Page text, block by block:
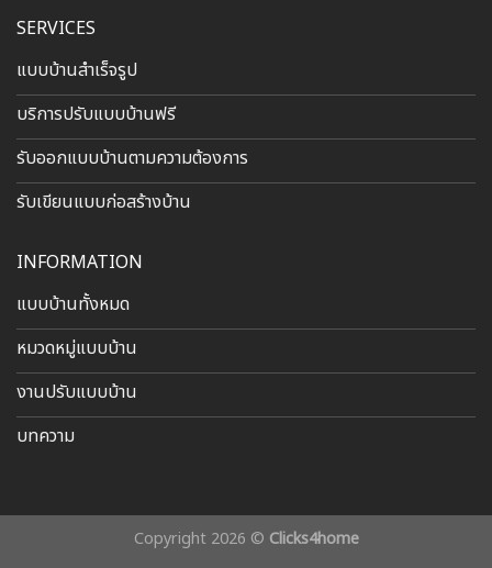
SERVICES
แบบบ้านสำเร็จรูป
บริการปรับแบบบ้านฟรี
รับออกแบบบ้านตามความต้องการ
รับเขียนแบบก่อสร้างบ้าน
INFORMATION
แบบบ้านทั้งหมด
หมวดหมู่แบบบ้าน
งานปรับแบบบ้าน
บทความ
Copyright 2026 © Clicks4home